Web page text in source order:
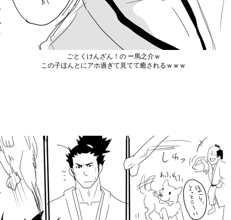
ごとくけんざん！の ー馬之介ｗ
この子ほんとにアホ過ぎて見てて癒されるｗｗｗ